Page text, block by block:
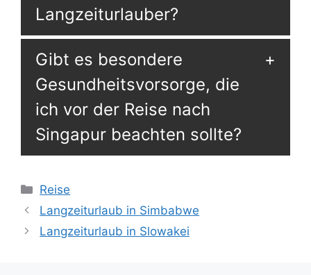
Langzeiturlauber?
Gibt es besondere
Gesundheitsvorsorge, die
ich vor der Reise nach
Singapur beachten sollte?
Kategorien
Reise
Langzeiturlaub in Simbabwe
Langzeiturlaub in Slowakei